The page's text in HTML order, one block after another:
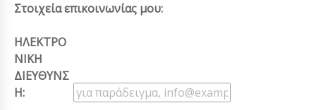
Στοιχεία επικοινωνίας μου:
ΗΛΕΚΤΡΟ
ΝΙΚΗ
ΔΙΕΥΘΥΝΣ
Η: